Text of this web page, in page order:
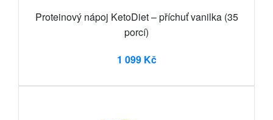
Proteinový nápoj KetoDiet – příchuť vanilka (35
porcí)
1 099 Kč